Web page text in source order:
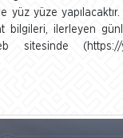
yüz yüze
bilgileri, ilerleyen
sitesinde (https://